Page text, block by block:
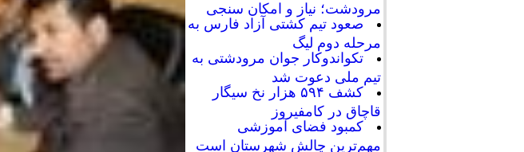
مرودشت؛ نیاز و امکان سنجی
صعود تیم کشتی آزاد فارس به
مرحله دوم لیگ
تکواندوکار جوان مرودشتی به
تیم ملی دعوت شد
کشف ۵۹۴ هزار نخ سیگار
قاچاق در کامفیروز
کمبود فضای آموزشی
مهم‌ترین چالش شهرستان است